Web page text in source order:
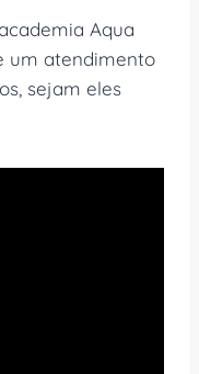
Aqua
um atendimento
sejam eles